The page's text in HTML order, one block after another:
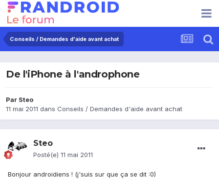
Conseils / Demandes d'aide avant achat
De l'iPhone à l'androphone
Par Steo
11 mai 2011 dans Conseils / Demandes d'aide avant achat
Steo
Posté(e) 11 mai 2011
Bonjour androidiens ! (j'suis sur que ça se dit :0)